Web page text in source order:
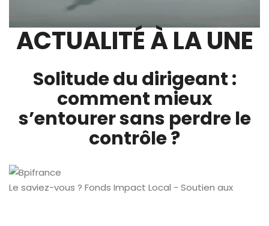
ACTUALITÉ À LA UNE
Solitude du dirigeant :
comment mieux
s’entourer sans perdre le
contrôle ?
Le saviez-vous ? Fonds Impact Local - Soutien aux